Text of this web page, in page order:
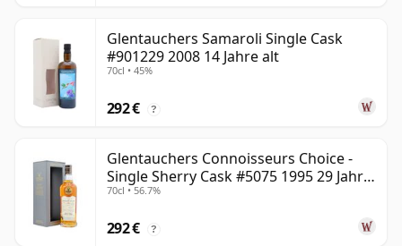
Glentauchers Samaroli Single Cask
#901229 2008 14 Jahre alt
70cl • 45%
292 € ?
Glentauchers Connoisseurs Choice -
Single Sherry Cask #5075 1995 29 Jahre
alt
70cl • 56.7%
292 € ?